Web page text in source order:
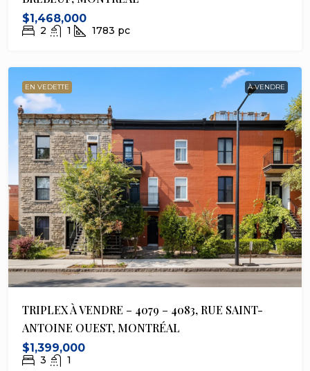
$1,468,000
2 1 1783 pc
EN VEDETTE À VENDRE
TRIPLEX À VENDRE – 4079 – 4083, RUE SAINT-
ANTOINE OUEST, MONTRÉAL
$1,399,000
3 1